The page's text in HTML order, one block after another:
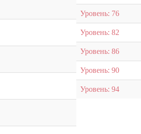
Уровень: 76
Уровень: 82
Уровень: 86
Уровень: 90
Уровень: 94